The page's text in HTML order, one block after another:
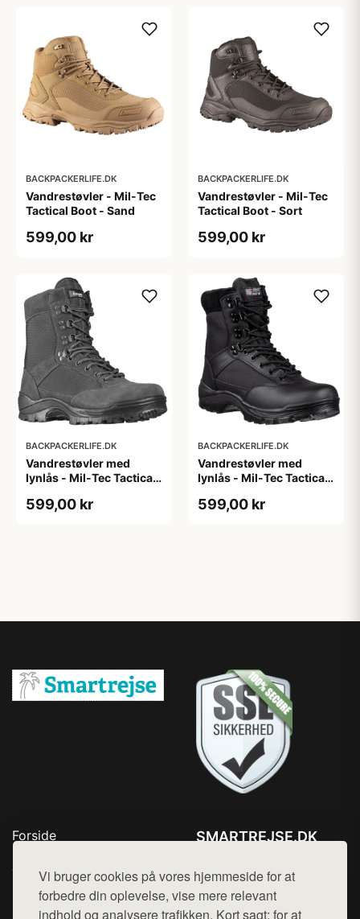
Vi bruger cookies på vores hjemmeside for at
forbedre din oplevelse, vise mere relevant
indhold og analysere trafikken. Kort sagt: for at
BACKPACKERLIFE.DK
Vandrestøvler - Mil-Tec
Tactical Boot - Sand
599,00 kr
BACKPACKERLIFE.DK
Vandrestøvler - Mil-Tec
Tactical Boot - Sort
599,00 kr
BACKPACKERLIFE.DK
Vandrestøvler med
lynlås - Mil-Tec Tactical
599,00 kr
BACKPACKERLIFE.DK
Vandrestøvler med
lynlås - Mil-Tec Tactical
599,00 kr
Forside
Top Rabatter
Kontakt
SMARTREJSE.DK
Mail: hej@want.dk